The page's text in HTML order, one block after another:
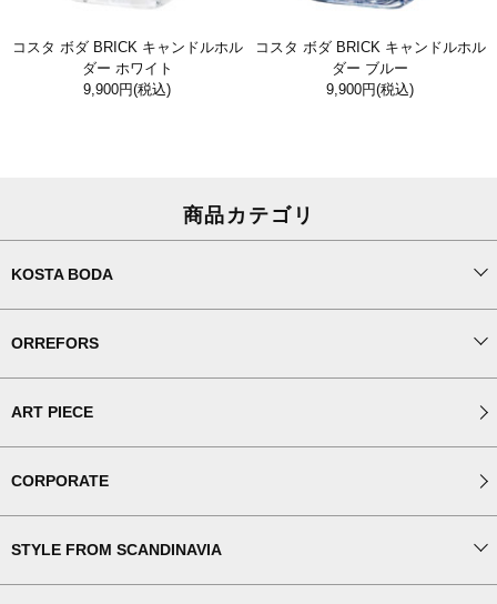
コスタ ボダ BRICK キャンドルホル
ダー ホワイト
9,900円(税込)
コスタ ボダ BRICK キャンドルホル
ダー ブルー
9,900円(税込)
商品カテゴリ
KOSTA BODA
ORREFORS
ART PIECE
CORPORATE
STYLE FROM SCANDINAVIA